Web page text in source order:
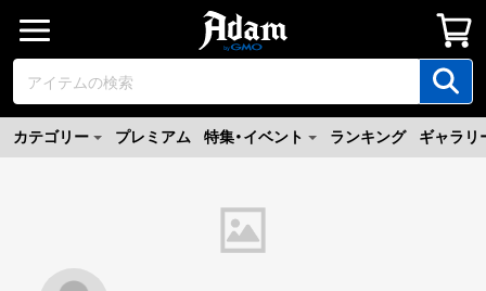
カテゴリー プレミアム 特集・イベント ランキング ギャラリ